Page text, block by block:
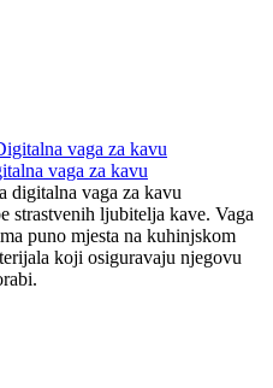
vaga za kavu
digitalna vaga za kavu
strastvenih ljubitelja kave. Vaga
puno mjesta na kuhinjskom
koji osiguravaju njegovu